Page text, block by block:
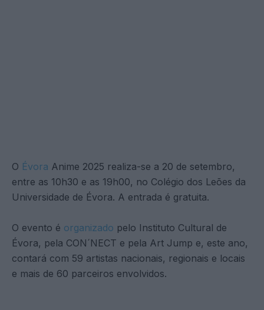
O Évora Anime 2025 realiza-se a 20 de setembro,
entre as 10h30 e as 19h00, no Colégio dos Leões da
Universidade de Évora. A entrada é gratuita.
O evento é organizado pelo Instituto Cultural de
Évora, pela CON´NECT e pela Art Jump e, este ano,
contará com 59 artistas nacionais, regionais e locais
e mais de 60 parceiros envolvidos.